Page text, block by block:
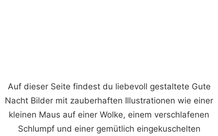
Auf dieser Seite findest du liebevoll gestaltete Gute
Nacht Bilder mit zauberhaften Illustrationen wie einer
kleinen Maus auf einer Wolke, einem verschlafenen
Schlumpf und einer gemütlich eingekuschelten